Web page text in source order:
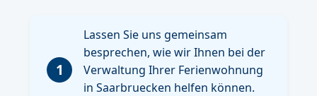
1
Lassen Sie uns gemeinsam
besprechen, wie wir Ihnen bei der
Verwaltung Ihrer Ferienwohnung
in Saarbruecken helfen können.